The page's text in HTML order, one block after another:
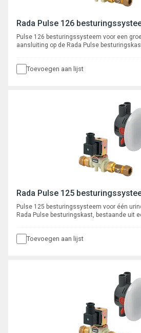
Rada Pulse 126
Pulse 126 besturingssysteem voor een
aansluiting op de Rada Pulse
Toevoegen aan lijst
Rada Pulse 125
Pulse 125 besturingssysteem voor één
Rada Pulse besturingskast, bestaande uit
Toevoegen aan lijst